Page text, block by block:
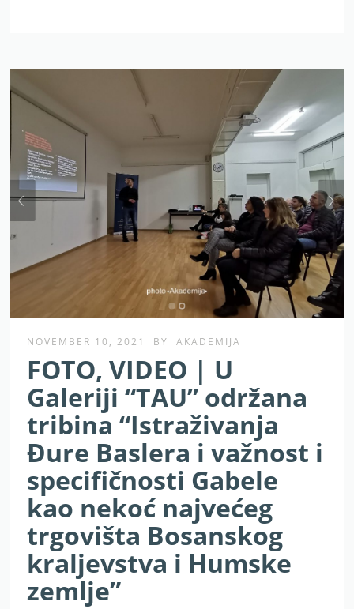
NOVEMBER 10, 2021 BY AKADEMIJA
FOTO, VIDEO | U
Galeriji “TAU” održana
tribina “Istraživanja
Đure Baslera i važnost i
specifičnosti Gabele
kao nekoć najvećeg
trgovišta Bosanskog
kraljevstva i Humske
zemlje”